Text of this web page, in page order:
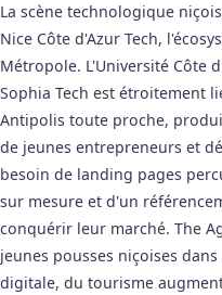
La scène technologique
Nice Côte d'Azur Tech,
Métropole. L'Université Côte
Sophia Tech est étroitement
Antipolis toute proche,
de jeunes entrepreneurs et
besoin de landing pages
sur mesure et d'un
conquérir leur marché. The
jeunes pousses niçoises
digitale, du tourisme